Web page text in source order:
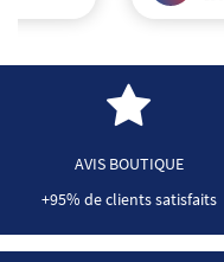
AVIS BOUTIQUE
+95% de clients satisfaits